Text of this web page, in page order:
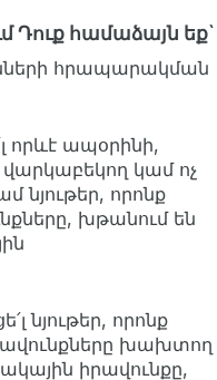
Դուք համաձայն եք`
հրապարակման
որևէ ապօրինի,
կամ ոչ
նյութեր, որոնք
խթանում են
նյութեր, որոնք
խախտող
իրավունքը,